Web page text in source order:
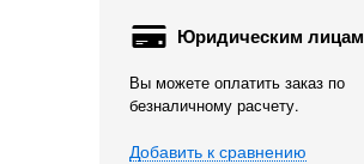
Юридическим лицам
Вы можете оплатить заказ по
безналичному расчету.
Добавить к сравнению